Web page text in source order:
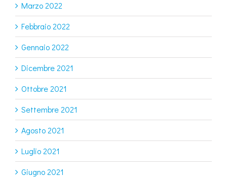
Marzo 2022
Febbraio 2022
Gennaio 2022
Dicembre 2021
Ottobre 2021
Settembre 2021
Agosto 2021
Luglio 2021
Giugno 2021